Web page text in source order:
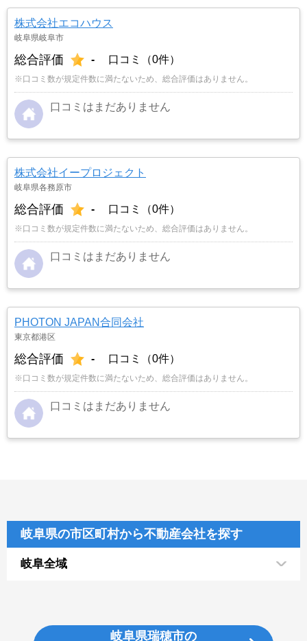
株式会社エコハウス
岐阜県岐阜市
総合評価 - 口コミ（0件）
※口コミ数が規定件数に満たないため、総合評価はありません。
口コミはまだありません
株式会社イープロジェクト
岐阜県各務原市
総合評価 - 口コミ（0件）
※口コミ数が規定件数に満たないため、総合評価はありません。
口コミはまだありません
PHOTON JAPAN合同会社
東京都港区
総合評価 - 口コミ（0件）
※口コミ数が規定件数に満たないため、総合評価はありません。
口コミはまだありません
岐阜県の市区町村から不動産会社を探す
岐阜全域
岐阜県瑞穂市の